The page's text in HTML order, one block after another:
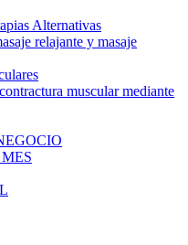
Alternativas
relajante y masaje
muscular mediante